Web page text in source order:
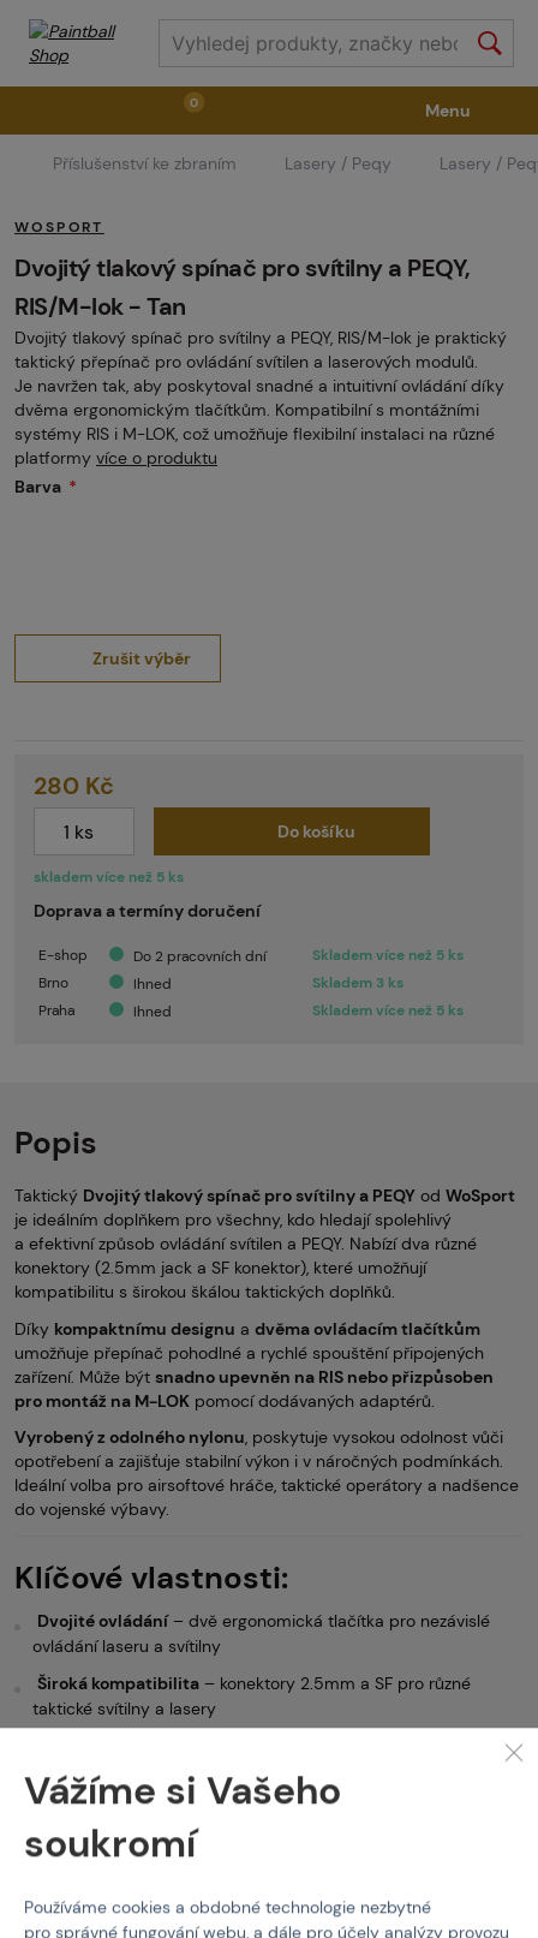
0
Zbraně Příslušenství ke zbraním Výstroj
Střelivo Masky Vzduch / CO2
Díly pro značkovače / Hřiště Oblečení / Obuv
Pyrotechnika II. Jakost GRINDS
Menu
Příslušenství ke zbraním Lasery / Peqy Lasery /
WOSPORT
Dvojitý tlakový spínač pro svítilny a PEQY,
RIS/M-lok - Tan
Dvojitý tlakový spínač pro svítilny a PEQY, RIS/M-lok je praktický
taktický přepínač pro ovládání svítilen a laserových modulů.
Je navržen tak, aby poskytoval snadné a intuitivní ovládání díky
dvěma ergonomickým tlačítkům. Kompatibilní s montážními
systémy RIS i M-LOK, což umožňuje flexibilní instalaci na různé
platformy více o produktu
Barva
Zrušit výběr
skladem více než 5 ks
280 Kč
Do košíku
Doprava a termíny doručení
E-shop Do 2 pracovních dní
Skladem více než 5 ks
Brno
Ihned
Skladem 3 ks
Praha
Ihned Skladem více než 5 ks
Popis
Taktický Dvojitý tlakový spínač pro svítilny a PEQY od WoSport
je ideálním doplňkem pro všechny, kdo hledají spolehlivý
a efektivní způsob ovládání svítilen a PEQY. Nabízí dva různé
konektory (2.5mm jack a SF konektor), které umožňují
kompatibilitu s širokou škálou taktických doplňků.
Díky kompaktnímu designu a dvěma ovládacím tlačítkům
umožňuje přepínač pohodlné a rychlé spouštění připojených
zařízení. Může být snadno upevněn na RIS nebo přizpůsoben
pro montáž na M-LOK pomocí dodávaných adaptérů.
Vyrobený z odolného nylonu, poskytuje vysokou odolnost vůči
opotřebení a zajišťuje stabilní výkon i v náročných podmínkách.
Ideální volba pro airsoftové hráče, taktické operátory a nadšence
do vojenské výbavy.
Klíčové vlastnosti:
Dvojité ovládání– dvě ergonomická tlačítka pro nezávislé
ovládání laseru a svítilny
Široká kompatibilita – konektory 2.5mm a SF pro různé
taktické svítilny a lasery
Odolná konstrukce– vyrobeno z nylonu pro maximální
pevnost a nízkou hmotnost
Snadná instalace– jednoduché uchycení a ovládání
Vážíme si Vašeho
soukromí
Používáme cookies a obdobné technologie nezbytné
pro správné fungování webu, a dále pro účely analýzy provozu